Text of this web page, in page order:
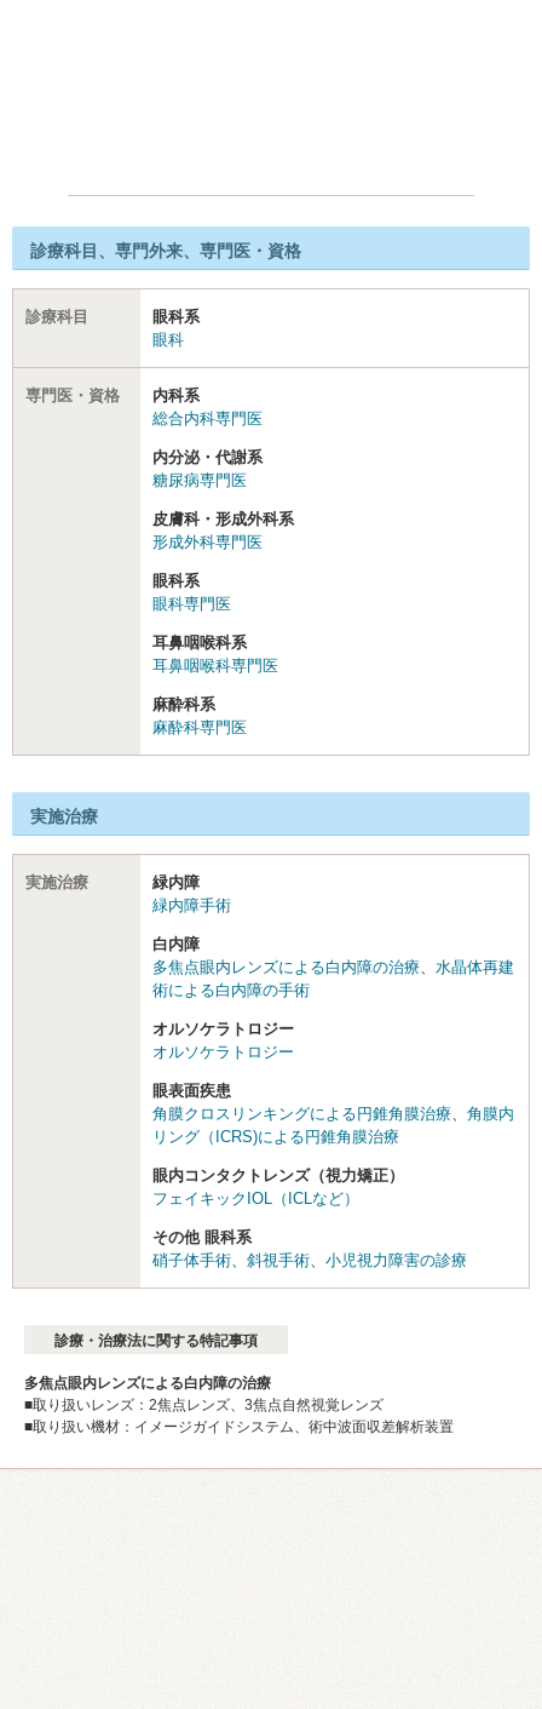
診療科目、専門外来、専門医・資格
診療科目
眼科系
眼科
専門医・資格
内科系
総合内科専門医
内分泌・代謝系
糖尿病専門医
皮膚科・形成外科系
形成外科専門医
眼科系
眼科専門医
耳鼻咽喉科系
耳鼻咽喉科専門医
麻酔科系
麻酔科専門医
実施治療
実施治療
緑内障
緑内障手術
白内障
多焦点眼内レンズによる白内障の治療、 水晶体再建
術による白内障の手術
オルソケラトロジー
オルソケラトロジー
眼表面疾患
角膜クロスリンキングによる円錐角膜治療、 角膜内
リング（ICRS)による円錐角膜治療
眼内コンタクトレンズ（視力矯正）
フェイキックIOL（ICLなど）
その他 眼科系
硝子体手術、 斜視手術、 小児視力障害の診療
診療・治療法に関する特記事項
多焦点眼内レンズによる白内障の治療
■取り扱いレンズ：2焦点レンズ、3焦点自然視覚レンズ
■取り扱い機材：イメージガイドシステム、術中波面収差解析装置